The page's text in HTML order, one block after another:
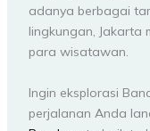
adanya berbagai
lingkungan, Jakarta
para wisatawan.
Ingin eksplorasi
perjalanan Anda